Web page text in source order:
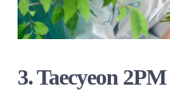
3. Taecyeon 2PM